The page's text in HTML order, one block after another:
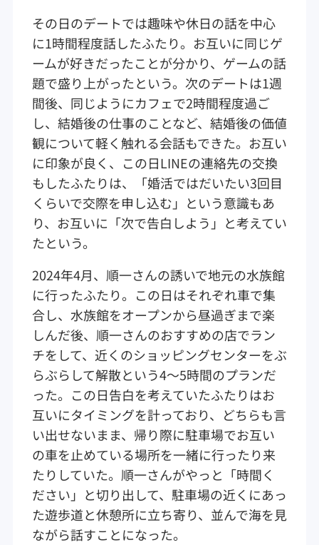
その日のデートでは趣味や休日の話を中心
に1時間程度話したふたり。お互いに同じゲ
ームが好きだったことが分かり、ゲームの話
題で盛り上がったという。次のデートは1週
間後、同じようにカフェで2時間程度過ご
し、結婚後の仕事のことなど、結婚後の価値
観について軽く触れる会話もできた。お互い
に印象が良く、この日LINEの連絡先の交換
もしたふたりは、「婚活ではだいたい3回目
くらいで交際を申し込む」という意識もあ
り、お互いに「次で告白しよう」と考えてい
たという。
2024年4月、順一さんの誘いで地元の水族館
に行ったふたり。この日はそれぞれ車で集
合し、水族館をオープンから昼過ぎまで楽
しんだ後、順一さんのおすすめの店でラン
チをして、近くのショッピングセンターをぶ
らぶらして解散という4～5時間のプランだ
った。この日告白を考えていたふたりはお
互いにタイミングを計っており、どちらも言
い出せないまま、帰り際に駐車場でお互い
の車を止めている場所を一緒に行ったり来
たりしていた。順一さんがやっと「時間く
ださい」と切り出して、駐車場の近くにあっ
た遊歩道と休憩所に立ち寄り、並んで海を見
ながら話すことになった。